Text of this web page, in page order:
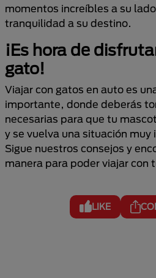
momentos increíbles a su
tranquilidad a su destino.
¡Es hora de
gato!
Viajar con gatos en auto es
importante, donde deberás
necesarias para que tu
y se vuelva una situación
Sigue nuestros consejos y
manera para poder viajar con
LIKE